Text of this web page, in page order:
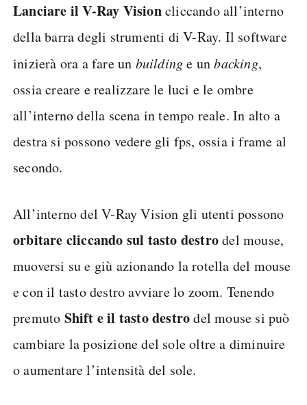
Lanciare il V-Ray Visioncliccando all’interno
della barra degli strumenti di V-Ray. Il software
inizierà ora a fare un buildinge unbacking,
ossia creare e realizzare le luci e le ombre
all’interno della scena in tempo reale. In alto a
destra si possono vedere gli fps, ossia i frame al
secondo.
All’interno del V-Ray Vision gli utenti possono
orbitare cliccando sul tasto destrodel mouse,
muoversi su e giù azionando la rotella del mouse
e con il tasto destro avviare lo zoom. Tenendo
premuto Shift e il tasto destrodel mouse si può
cambiare la posizione del sole oltre a diminuire
o aumentare l’intensità del sole.